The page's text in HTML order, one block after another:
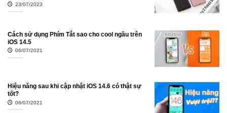
23/07/2023
Cách sử dụng Phím Tắt sao cho cool ngầu trên
iOS 14.5
06/07/2021
Hiệu năng sau khi cập nhật iOS 14.6 có thật sự
tốt?
06/07/2021